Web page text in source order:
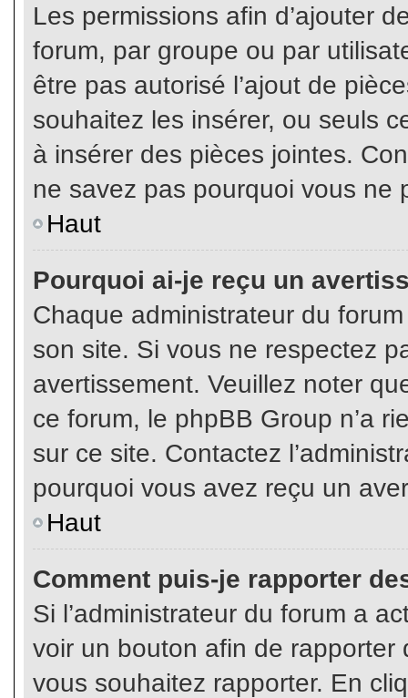
Les permissions afin d’ajouter
forum, par groupe ou par
être pas autorisé l’ajout de
souhaitez les insérer, ou seuls
à insérer des pièces jointes.
ne savez pas pourquoi vous ne
Haut
Pourquoi ai-je reçu un
Chaque administrateur du
son site. Si vous ne respectez
avertissement. Veuillez noter
ce forum, le phpBB Group n’a
sur ce site. Contactez
pourquoi vous avez reçu un
Haut
Comment puis-je rapporter
Si l’administrateur du forum a
voir un bouton afin de
vous souhaitez rapporter. En